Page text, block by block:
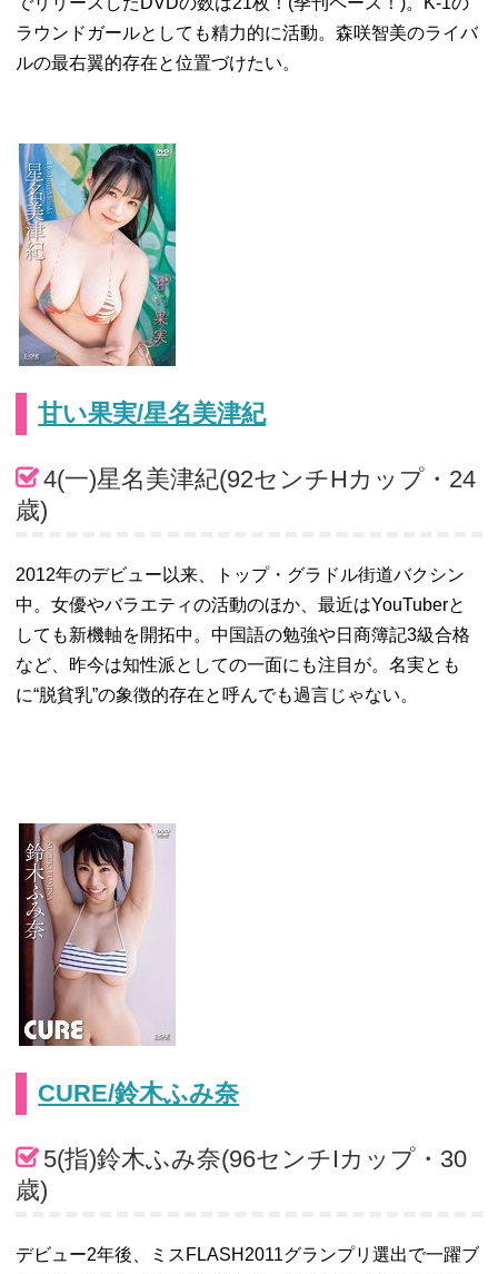
ラウンドガールとしても精力的に活動。森咲智美のライバ
ルの最右翼的存在と位置づけたい。
甘い果実/星名美津紀
4(一)星名美津紀(92センチHカップ・24
歳)
2012年のデビュー以来、トップ・グラドル街道バクシン
中。女優やバラエティの活動のほか、最近はYouTuberと
しても新機軸を開拓中。中国語の勉強や日商簿記3級合格
など、昨今は知性派としての一面にも注目が。名実とも
に“脱貧乳”の象徴的存在と呼んでも過言じゃない。
CURE/鈴木ふみ奈
5(指)鈴木ふみ奈(96センチIカップ・30
歳)
デビュー2年後、ミスFLASH2011グランプリ選出で一躍ブ